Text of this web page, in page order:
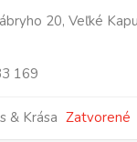
20, Veľké
169
& Krása Zatvorené